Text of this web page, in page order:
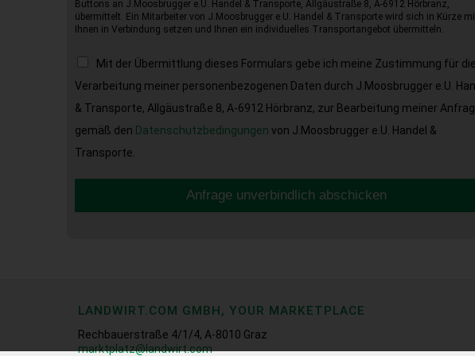
Buttons an J.Moosbrugger e.U. Handel & Transporte, Allgäustraße 8, A-6912 Hörbranz,
übermittelt. Ein Mitarbeiter von J.Moosbrugger e.U. Handel & Transporte wird sich in Kürze
Ihnen in Verbindung setzen und Ihnen ein individuelles Transportangebot übermitteln.
Mit der Übermittlung dieses Formulars gebe ich meine Zustimmung für die
Verarbeitung meiner personenbezogenen Daten durch J.Moosbrugger e.U.
& Transporte, Allgäustraße 8, A-6912 Hörbranz, zur Bearbeitung meiner
gemäß den Datenschutzbedingungen von J.Moosbrugger e.U. Handel &
Transporte.
Anfrage unverbindlich abschicken
LANDWIRT.COM GMBH, YOUR MARKETPLACE
Rechbauerstraße 4/1/4, A-8010 Graz
marktplatz@landwirt.com